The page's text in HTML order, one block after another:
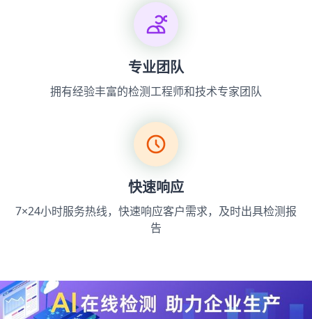
专业团队
拥有经验丰富的检测工程师和技术专家团队
快速响应
7×24小时服务热线，快速响应客户需求，及时出具检测报
告